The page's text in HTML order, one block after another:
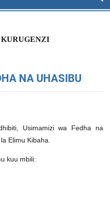
KURUGENZI
NA UHASIBU
Usimamizi wa Fedha na
Elimu Kibaha.
kuu mbili: